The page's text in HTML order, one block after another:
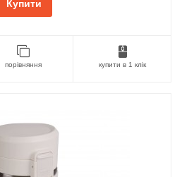
Купити
порівняння купити в 1 клік